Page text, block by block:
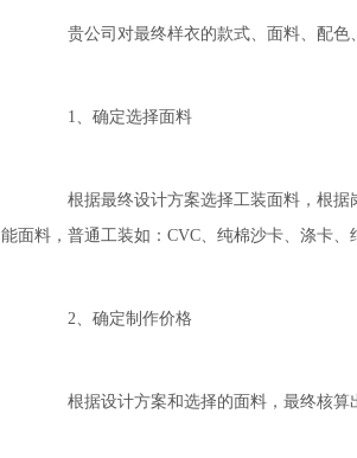
贵公司对最终样衣的款式、面料、配色
1、确定选择面料
根据最终设计方案选择工装面料，根据
能面料，普通工装如：CVC、纯棉沙卡、涤卡
2、确定制作价格
根据设计方案和选择的面料，最终核算